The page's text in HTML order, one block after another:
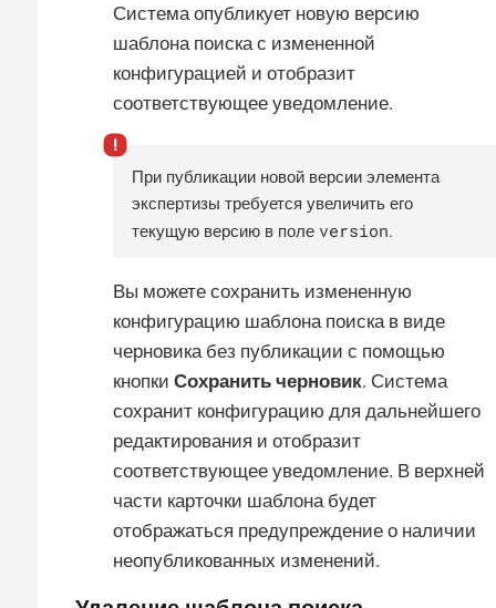
Система опубликует новую версию
шаблона поиска с измененной
конфигурацией и отобразит
соответствующее уведомление.
При публикации новой версии элемента
экспертизы требуется увеличить его
текущую версию в поле version.
Вы можете сохранить измененную
конфигурацию шаблона поиска в виде
черновика без публикации с помощью
кнопки Сохранить черновик. Система
сохранит конфигурацию для дальнейшего
редактирования и отобразит
соответствующее уведомление. В верхней
части карточки шаблона будет
отображаться предупреждение о наличии
неопубликованных изменений.